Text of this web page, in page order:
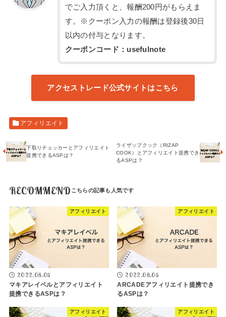
でご入力頂くと、報酬200円がもらえま
す。※クーポン入力の報酬は登録後30日
以内の付与となります。
クーポンコード：usefulnote
アクセストレード公式サイトはこちら
アフィリエイト
下取りチェッカーとアフィリエイト
提携できるASPは？
ライザップクック（RIZAP
COOK）とアフィリエイト提携でき
るASPは？
RECOMMEND
アフィリエイト
2022.08.05
マキアレイベルとアフィリエイト
提携できるASPは？
アフィリエイト
2022.08.05
ARCADEアフィリエイト提携でき
るASPは？
アフィリエイト アフィリエイト